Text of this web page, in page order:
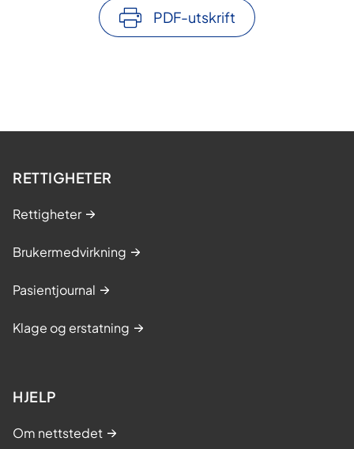
PDF-utskrift
RETTIGHETER
Rettigheter
Brukermedvirkning
Pasientjournal
Klage og erstatning
HJELP
Om nettstedet